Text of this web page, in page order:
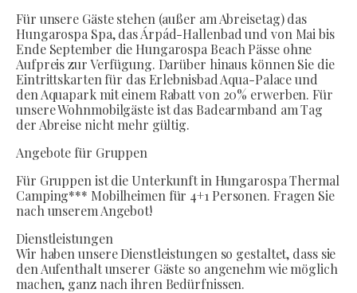
Für unsere Gäste stehen (außer am Abreisetag) das
Hungarospa Spa, das Árpád-Hallenbad und von Mai bis
Ende September die Hungarospa Beach Pässe ohne
Aufpreis zur Verfügung. Darüber hinaus können Sie die
Eintrittskarten für das Erlebnisbad Aqua-Palace und
den Aquapark mit einem Rabatt von 20% erwerben. Für
unsere Wohnmobilgäste ist das Badearmband am Tag
der Abreise nicht mehr gültig.
Angebote für Gruppen
Für Gruppen ist die Unterkunft in Hungarospa Thermal
Camping*** Mobilheimen für 4+1 Personen. Fragen Sie
nach unserem Angebot!
Dienstleistungen
Wir haben unsere Dienstleistungen so gestaltet, dass sie
den Aufenthalt unserer Gäste so angenehm wie möglich
machen, ganz nach ihren Bedürfnissen.